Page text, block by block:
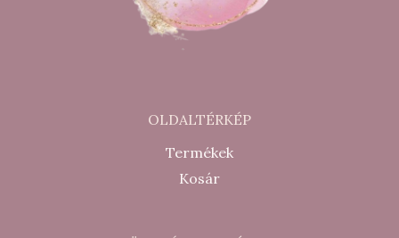
OLDALTÉRKÉP
Termékek
Kosár